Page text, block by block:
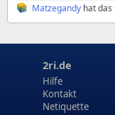
Matzegandy hat das
2ri.de
Hilfe
Kontakt
Netiquette